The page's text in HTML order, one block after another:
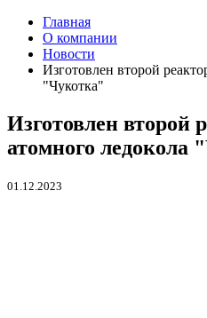
Главная
О компании
Новости
Изготовлен второй
"Чукотка"
Изготовлен второй
атомного ледокола
01.12.2023